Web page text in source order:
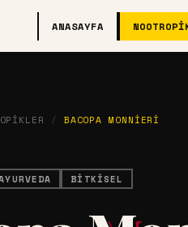
ANASAYFA
/ BACOPA MONNIERI
BITKISEL